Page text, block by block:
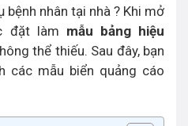
bệnh nhân tại nhà ? Khi mở
đặt làm mẫu bảng hiệu
thể thiếu. Sau đây, bạn
các mẫu biển quảng cáo